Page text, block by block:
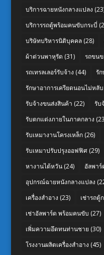
บริการฉายหนังกลางแปลง
บริการรถตู้พร้อมคนขับกระบี่
บริษัทบริหารนิติบุคคล(28)
ผ้าต่วนพาหุรัด (31) รถขน
รถเทรลเลอร์รับจ้าง (44) รั
รักษาอาการเครียดนอนไม่หลับ
รับจ้างขนส่งสินค้า (22) รับ
รับตกแต่งภายในภาคกลาง
รับเหมางานโครงเหล็ก(26)
รับเหมาปรับปรุงออฟฟิศ(29)
หางานไต้หวัน(24) อัลพาร์
อุปกรณ์ฉายหนังกลางแปลง
เครื่องสำอาง (23) เช่ารถตู้
เช่าอัลพาร์ด พร้อมคนขับ (27)
เพิ่มความอึดทนท่านชาย (30)
โรงงานผลิตเครื่องสำอาง (45)